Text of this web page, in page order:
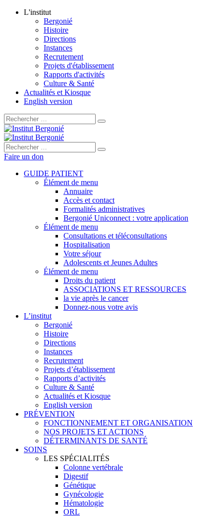
L'institut
Bergonié
Histoire
Directions
Instances
Recrutement
Projets d'établissement
Rapports d'activités
Culture & Santé
Actualités et Kiosque
English version
Rechercher :
Rechercher :
Faire un don
GUIDE PATIENT
Élément de menu
Annuaire
Accès et contact
Formalités administratives
Bergonié Uniconnect : votre application
Élément de menu
Consultations et téléconsultations
Hospitalisation
Votre séjour
Adolescents et Jeunes Adultes
Élément de menu
Droits du patient
ASSOCIATIONS ET RESSOURCES
la vie après le cancer
Donnez-nous votre avis
L’institut
Bergonié
Histoire
Directions
Instances
Recrutement
Projets d’établissement
Rapports d’activités
Culture & Santé
Actualités et Kiosque
English version
PRÉVENTION
FONCTIONNEMENT ET ORGANISATION
NOS PROJETS ET ACTIONS
DÉTERMINANTS DE SANTÉ
SOINS
LES SPÉCIALITÉS
Colonne vertébrale
Digestif
Génétique
Gynécologie
Hématologie
ORL